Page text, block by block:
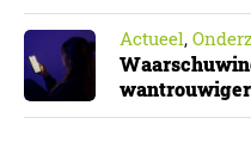
Actueel,